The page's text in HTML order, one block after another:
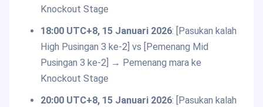
Knockout Stage
18:00 UTC+8, 15 Januari 2026: [Pasukan kalah
High Pusingan 3 ke-2] vs [Pemenang Mid
Pusingan 3 ke-2] → Pemenang mara ke
Knockout Stage
20:00 UTC+8, 15 Januari 2026: [Pasukan kalah